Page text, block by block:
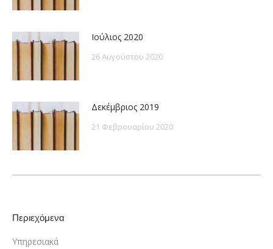
Ιούλιος 2020
26 Αυγούστου 2020
Δεκέμβριος 2019
21 Φεβρουαρίου 2020
Περιεχόμενα
Υπηρεσιακά